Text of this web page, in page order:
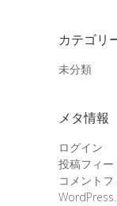
カテゴリ
未分類
メタ情報
ログイン
投稿フィー
コメントフ